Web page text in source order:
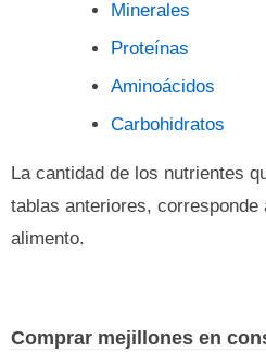
Minerales
Proteínas
Aminoácidos
Carbohidratos
La cantidad de los nutrientes
tablas anteriores, corresponde
alimento.
Comprar mejillones en